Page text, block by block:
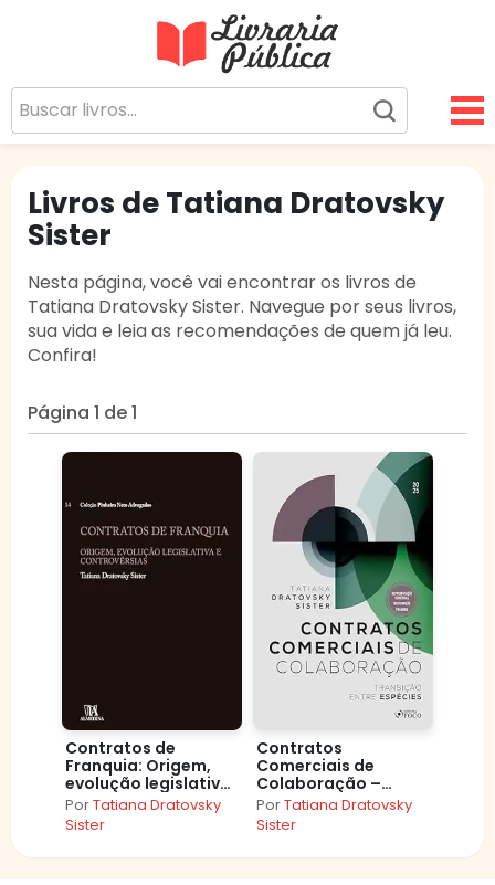
Sua Biblioteca Virtual Gratuita
Livros de Tatiana Dratovsky
Sister
Nesta página, você vai encontrar os livros de
Tatiana Dratovsky Sister. Navegue por seus livros,
sua vida e leia as recomendações de quem já leu.
Confira!
Página 1 de 1
Contratos de
Franquia: Origem,
evolução legislativa
e controvérsias
(Pinheiro Neto)
PorTatiana Dratovsky
Sister
Contratos
Comerciais de
Colaboração –
Transição Entre
Espécies – 1ª Ed –
2025
PorTatiana Dratovsky
Sister